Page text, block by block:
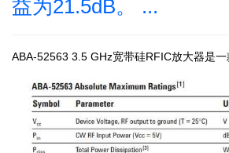
益为21.5dB。 ...
ABA-52563 3.5 GHz宽带硅RFIC放大器是